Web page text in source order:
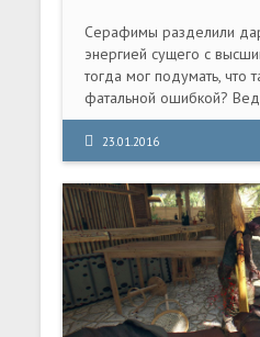
Серафимы разделили
энергией сущего с
тогда мог подумать, что
фатальной ошибкой?
настолько стремительно
из них решили бросить
Другая часть
против дерзких
раскололась надвое.
чтобы стать выше
что ещё не погибло, -
диск включает в себя
"Sacred 2: Падший
продолжение "Sacred 2:
23.01.2016